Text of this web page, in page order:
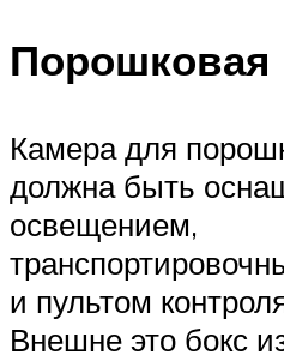
Порошковая
Камера для
должна быть
освещением,
и пультом
Внешне это бокс